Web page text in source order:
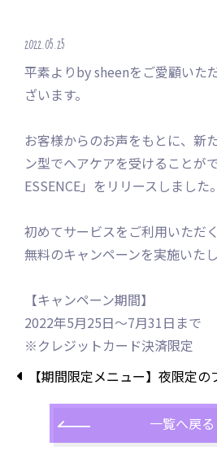
2022.05.25
平素よりby sheenをご愛顧いた
ざいます。
お客様からのお声をもとに、新
ン型でヘアケアを受けることが
ESSENCE」をリリースしました。
初めてサービスをご利用いただ
無料のキャンペーンを実施いたし
【キャンペーン期間】
2022年5月25日〜7月31日まで
※クレジットカード決済限定
【期間限定メニュー】夜限定
一覧へ戻る